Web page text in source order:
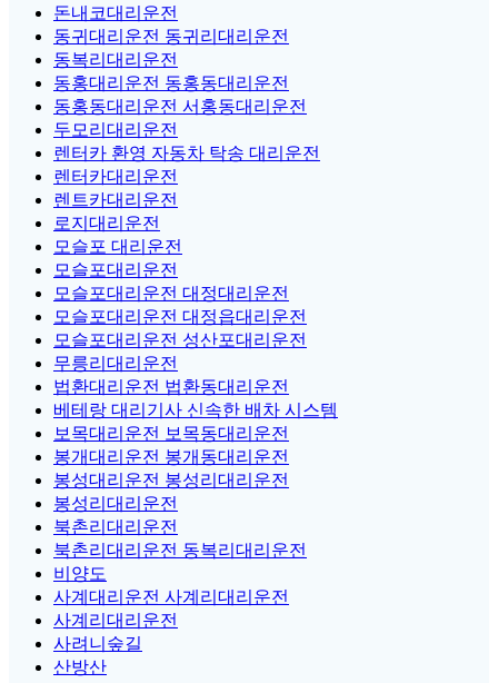
돈내코대리운전
동귀대리운전 동귀리대리운전
동복리대리운전
동홍대리운전 동홍동대리운전
동홍동대리운전 서홍동대리운전
두모리대리운전
렌터카 환영 자동차 탁송 대리운전
렌터카대리운전
렌트카대리운전
로지대리운전
모슬포 대리운전
모슬포대리운전
모슬포대리운전 대정대리운전
모슬포대리운전 대정읍대리운전
모슬포대리운전 성산포대리운전
무릉리대리운전
법환대리운전 법환동대리운전
베테랑 대리기사 신속한 배차 시스템
보목대리운전 보목동대리운전
봉개대리운전 봉개동대리운전
봉성대리운전 봉성리대리운전
봉성리대리운전
북촌리대리운전
북촌리대리운전 동복리대리운전
비양도
사계대리운전 사계리대리운전
사계리대리운전
사려니숲길
산방산